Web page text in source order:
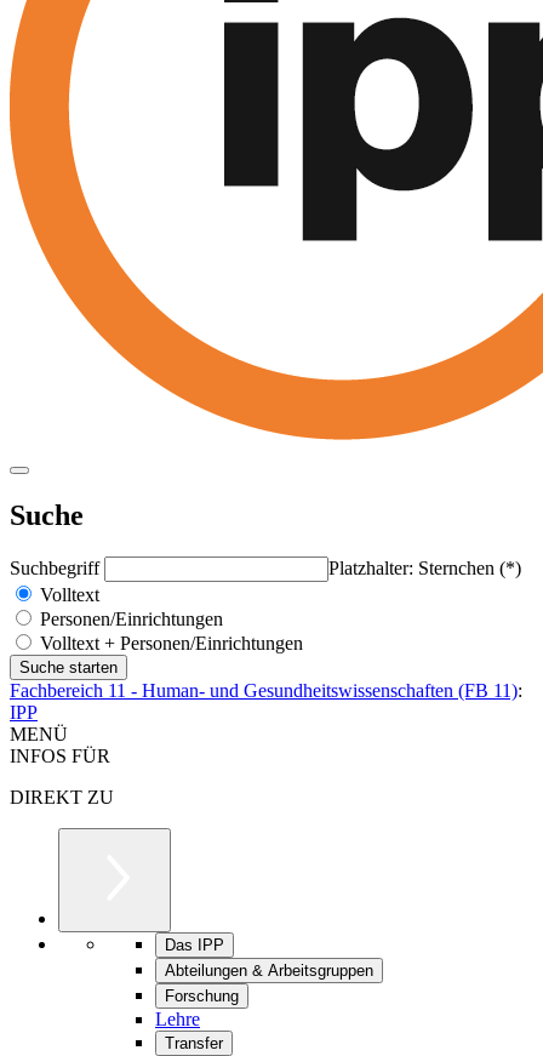
Suche
Suchbegriff
Platzhalter: Sternchen (*)
Volltext
Personen/Einrichtungen
Volltext + Personen/Einrichtungen
Fachbereich 11 - Human- und Gesundheitswissenschaften (FB 11):
IPP
MENÜ
INFOS FÜR
DIREKT ZU
Das IPP
Abteilungen & Arbeitsgruppen
Forschung
Lehre
Transfer